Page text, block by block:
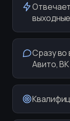
Сразу во
Авито, ВК